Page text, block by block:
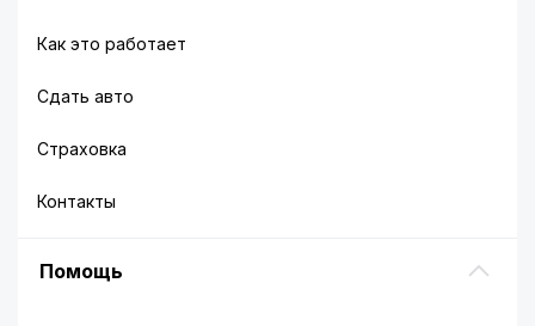
Как это работает
Сдать авто
Страховка
Контакты
Помощь